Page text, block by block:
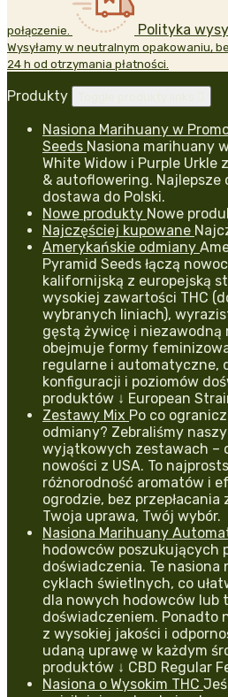
połączenie. Polityka
Wysyłamy w neutralnym opakowaniu,
24 h od otrzymania płatności.
Produkty
Nasiona Marihuany w
Seeds Nasiona marihuany
White Widow i Purple Urkle
& autoflowering. Najlepsze
dostawa do Polski.
Nowe produkty Nowe
Najczęściej kupowane
Amerykańskie odmiany
Pyramid Seeds łączą
kalifornijską z europejską
wysokiej zawartości THC
wybranych liniach),
gęstą żywicę i niezawodną
obejmuje formy
regularne i automatyczne,
konfiguracji i poziomów
produktów ↓ European
Zestawy Mix Po co
odmiany? Zebraliśmy
wyjątkowych zestawach –
nowości z USA. To
różnorodność aromatów i
ogrodzie, bez przepłacania
Twoja uprawa, Twój wybór.
Nasiona Marihuany
hodowców poszukujących
doświadczenia. Te
cyklach świetlnych, co
dla nowych hodowców lub
doświadczeniem. Ponadto
z wysokiej jakości i
udaną uprawę w każdym
produktów ↓ CBD Regular
Nasiona o Wysokim THC